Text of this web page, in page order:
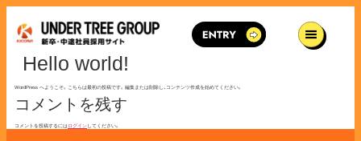
Hello world!
WordPress へようこそ。こちらは最初の投稿です。編集または削除し、コンテンツ作成を始めてください。
コメントを残す
コメントを投稿するには ログインしてください。